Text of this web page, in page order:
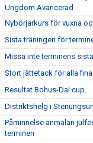
Ungdom Avancerad
Nybörjarkurs för vuxna
Sista träningen för
Missa inte terminens
Stort jättetack för alla fina
Resultat Bohus-Dal cup.
Distriktshelg i
Påminnelse anmälan
terminen